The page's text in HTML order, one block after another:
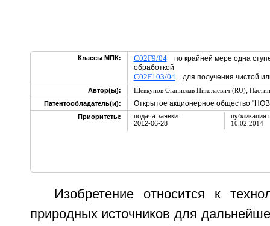
Классы МПК: C02F9/04по крайней мере одна
обработкой
C02F103/04для получения чистой
Автор(ы): Шевкунов Станислав Николаевич (RU),
Патентообладатель(и):
Открытое акционерное общество
Приоритеты:
подача заявки:
2012-06-28
публикация
10.02.2014
Изобретение относится к
природных источников для